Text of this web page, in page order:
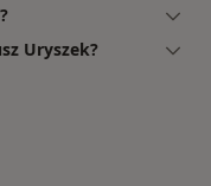
Uryszek?